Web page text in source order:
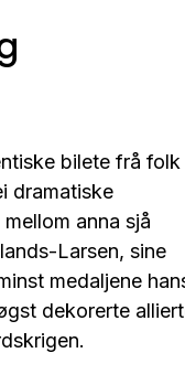
bilete frå folk
dramatiske
anna sjå
Larsen, sine
medaljene
dekorerte